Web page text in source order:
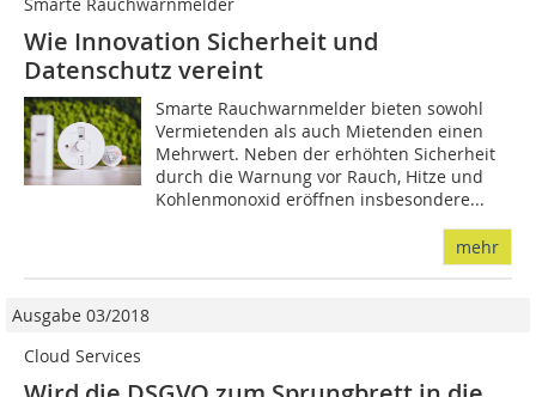
Smarte Rauchwarnmelder
Wie Innovation Sicherheit und
Datenschutz vereint
Smarte Rauchwarnmelder bieten sowohl
Vermietenden als auch Mietenden einen
Mehrwert. Neben der erhöhten Sicherheit
durch die Warnung vor Rauch, Hitze und
Kohlenmonoxid eröffnen insbesondere...
mehr
Ausgabe 03/2018
Cloud Services